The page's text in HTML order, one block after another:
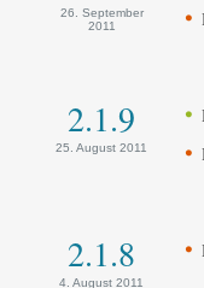
26. September
2011
2.1.9
25. August 2011
2.1.8
4. August 2011